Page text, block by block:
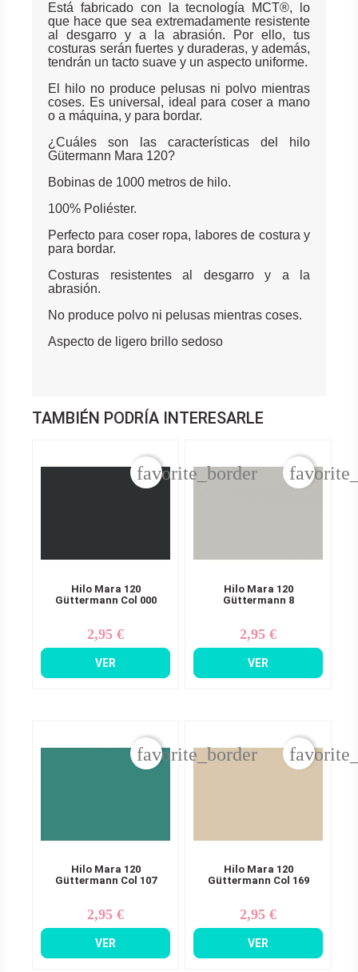
Está fabricado con la tecnología MCT®, lo
que hace que sea extremadamente resistente
al desgarro y a la abrasión. Por ello, tus
costuras serán fuertes y duraderas, y además,
tendrán un tacto suave y un aspecto uniforme.
El hilo no produce pelusas ni polvo mientras
coses. Es universal, ideal para coser a mano
o a máquina, y para bordar.
¿Cuáles son las características del hilo
Gütermann Mara 120?
Bobinas de 1000 metros de hilo.
100% Poliéster.
Perfecto para coser ropa, labores de costura y
para bordar.
Costuras resistentes al desgarro y a la
abrasión.
No produce polvo ni pelusas mientras coses.
Aspecto de ligero brillo sedoso
TAMBIÉN PODRÍA INTERESARLE
Hilo Mara 120
Güttermann Col 000
Precio
2,95 €
VER
favorite_border
Hilo Mara 120
Güttermann 8
Precio
2,95 €
VER
Hilo Mara 120
Güttermann Col 107
Precio
2,95 €
VER
favorite_border
Hilo Mara 120
Güttermann Col 169
Precio
2,95 €
VER